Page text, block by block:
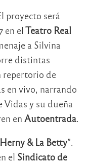
proyecto será
en elTeatro Real
a Silvina
distintas
repertorio de
en vivo, narrando
Vidas y su dueña
en Autoentrada.
& La Betty”.
el Sindicato de